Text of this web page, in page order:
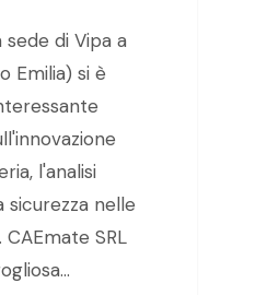
sede di Vipa a
Emilia) si è
l'analisi
sicurezza nelle
SRL